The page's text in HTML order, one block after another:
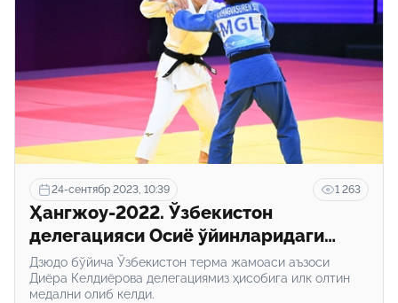
24-сентябр 2023, 10:39 1 263
Ҳангжоу-2022. Ўзбекистон
делегацияси Осиё ўйинларидаги
дастлабки олтин медалини қўлга
киритди
Дзюдо бўйича Ўзбекистон терма жамоаси аъзоси
Диёра Келдиёрова делегациямиз ҳисобига илк олтин
медални олиб келди.